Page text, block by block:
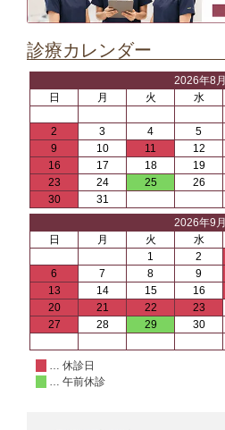
診療カレンダー
2026年8月
日
月 火 水
2
3 4 5
9
10 11 12
16
17 18 19
23
24 25 26
30
31
2026年9月
日
月 火 水
1
2
6
7 8 9
13
14 15 16
20
21 22 23
27
28 29 30
… 休診日
… 午前休診